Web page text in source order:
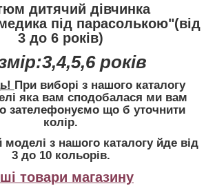
дитячий дівчинка
під парасолькою"(від
3 до 6 років)
років
При виборі з нашого каталогу
яка вам сподобалася ми вам
зателефонуємо що б уточнити
колір.
моделі з нашого каталогу йде від
3 до 10 кольорів.
товари магазину